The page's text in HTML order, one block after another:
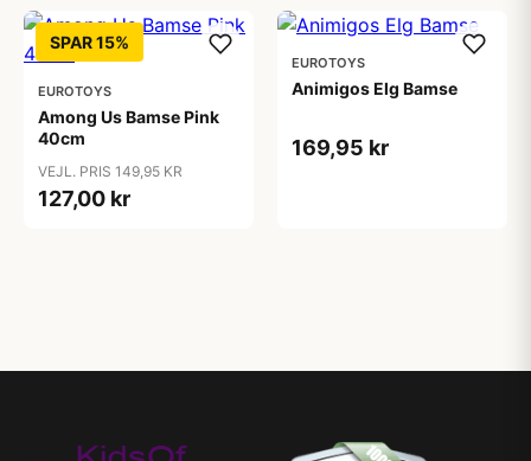
SPAR 15%
EUROTOYS
Among Us Bamse Pink
40cm
VEJL. PRIS 149,95 KR
127,00 kr
EUROTOYS
Animigos Elg Bamse
169,95 kr